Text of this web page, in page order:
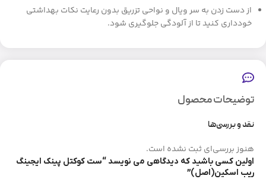
از دست زدن به سر ویال و نواحی تزریق بدون رعایت نکات بهداشتی
خودداری کنید تا از آلودگی جلوگیری شود.
توضیحات محصول
نقد و بررسی‌ها
هنوز بررسی‌ای ثبت نشده است.
اولین کسی باشید که دیدگاهی می نویسد “ست کوکتل پینک ایجینگ
ریب اسکین(اصل)”